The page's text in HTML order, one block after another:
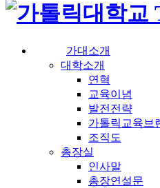
가대소개
대학소개
연혁
교육이념
발전전략
가톨릭교육브
조직도
총장실
인사말
총장연설문